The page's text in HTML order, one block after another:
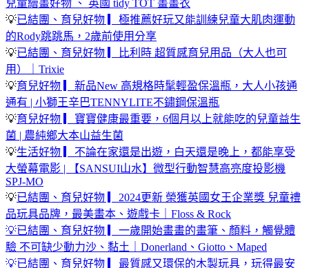
兒童繪畫好物 、 英國 tidy TOT 畫畫衣
💡已結團、育兒好物 ▎極推薦好玩又能訓練兒童大肌肉運動
的Rody跳跳馬，2歲前使用分享
💡已結團、育兒好物 ▎比利時 超質感育兒用品（大人也可
用）｜Trixie
💡育兒好物 ▎新品New 高規格時髦輕盈保溫瓶，大人小孩通
通有 | 小獅王辛巴TENNYLITE不鏽鋼保溫瓶
💡育兒好物 ▎寶寶健康最重要，6個月以上就能吃的兒童益生
菌 | 農純鄉大本山益生菌
💡生活好物 ▎不論在家還是出遊，白天還是晚上，都能享受
大螢幕電影 | 【SANSUI山水】微型行動智慧高亮度投影機
SPJ-MO
💡已結團、育兒好物 ▎2024更新 榮獲英國女王企業獎 兒童禮
品玩具品牌，最美畫本、遊戲卡｜Floss & Rock
💡已結團、育兒好物 ▎一歲開始畫畫的畫筆、顏料，觸覺體
驗 不可缺少動力沙、黏土｜Donerland、Giotto、Maped
💡已結團、育兒好物 ▎最質感又環保的木製玩具，玩得最安